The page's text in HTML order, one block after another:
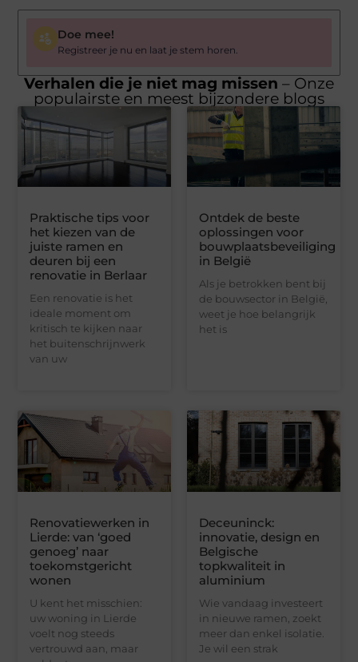
Doe mee!
Registreer je nu en laat je stem horen.
Verhalen die je niet mag missen – Onze
populairste en meest bijzondere blogs
Praktische tips voor
het kiezen van de
juiste ramen en
deuren bij een
renovatie in Berlaar
Een renovatie is het
ideale moment om
kritisch te kijken naar
het buitenschrijnwerk
van uw
Ontdek de beste
oplossingen voor
bouwplaatsbeveiliging
in België
Als je betrokken bent bij
de bouwsector in België,
weet je hoe belangrijk
het is
Renovatiewerken in
Lierde: van ‘goed
genoeg’ naar
toekomstgericht
wonen
U kent het misschien:
uw woning in Lierde
voelt nog steeds
vertrouwd aan, maar
Deceuninck:
innovatie, design en
Belgische
topkwaliteit in
aluminium
Wie vandaag investeert
in nieuwe ramen, zoekt
meer dan enkel isolatie.
Je wil een strak